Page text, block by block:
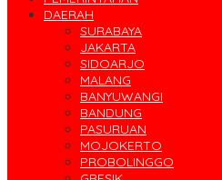
DAERAH
SURABAYA
JAKARTA
SIDOARJO
MALANG
BANYUWANGI
BANDUNG
PASURUAN
MOJOKERTO
PROBOLINGGO